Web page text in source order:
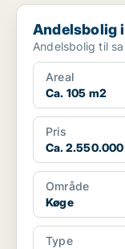
Andelsbolig i Køge
Andelsbolig
Areal
Ca. 105 m2
Pris
Ca.
Område
Køge
Type